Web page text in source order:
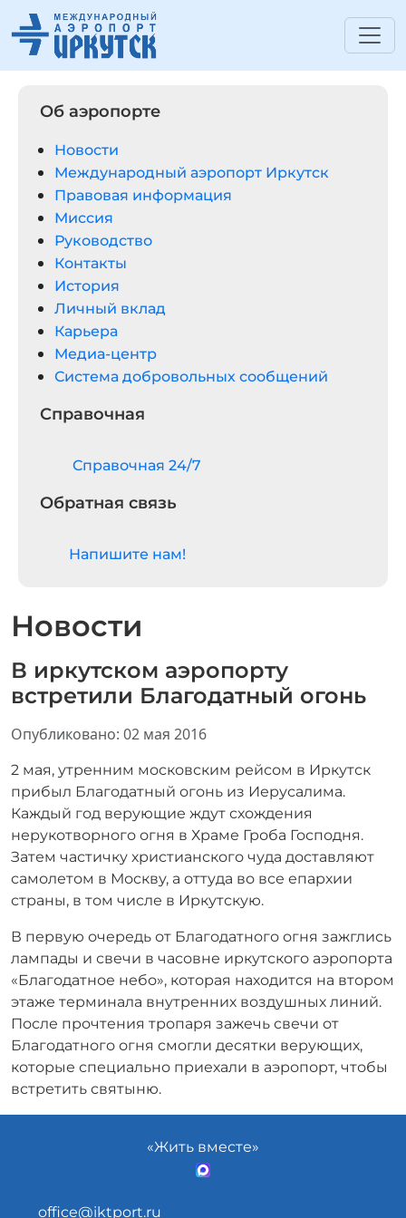
Новости
В иркутском аэропорту
встретили Благодатный огонь
Информация о материале
Опубликовано: 02 мая 2016
2 мая, утренним московским рейсом в Иркутск
прибыл Благодатный огонь из Иерусалима.
Каждый год верующие ждут схождения
нерукотворного огня в Храме Гроба Господня.
Затем частичку христианского чуда доставляют
самолетом в Москву, а оттуда во все епархии
страны, в том числе в Иркутскую.
В первую очередь от Благодатного огня зажглись
лампады и свечи в часовне иркутского аэропорта
«Благодатное небо», которая находится на втором
этаже терминала внутренних воздушных линий.
После прочтения тропаря зажечь свечи от
Благодатного огня смогли десятки верующих,
которые специально приехали в аэропорт, чтобы
встретить святыню.
Об аэропорте
Новости
Международный аэропорт Иркутск
Правовая информация
Миссия
Руководство
Контакты
История
Личный вклад
Карьера
Медиа-центр
Система добровольных сообщений
Справочная
Cправочная 24/7
Обратная связь
Напишите нам!
«Жить вместе»
office@iktport.ru